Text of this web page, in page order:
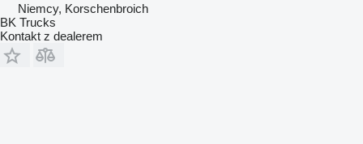
Niemcy, Korschenbroich
BK Trucks
Kontakt z dealerem